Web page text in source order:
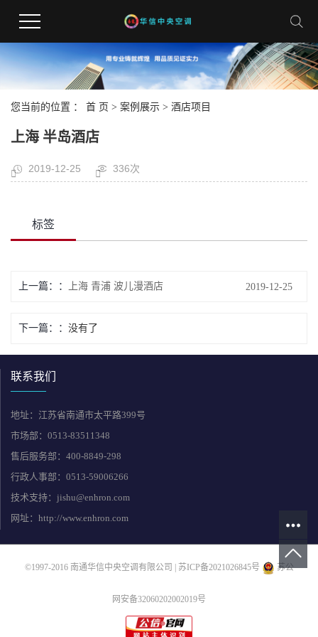
您当前的位置 ： 首 页 > 案例展示 > 酒店项目
上海 半岛酒店
2019-12-25 336次
标签
上一篇： 上海 青浦 波儿漫酒店 2019-12-25
下一篇： 没有了
联系我们
地址：江苏省南通市太平路399号
市场部：0513-83511348
售后服务部：400-8849-298
行政人事部：0513-59006266
技术支持：jishu@enhron.com
网址：http://www.enhron.com
©1997-2016 南通华信中央空调有限公司 | 苏ICP备2021026845号 苏公
网安备32060202002019号